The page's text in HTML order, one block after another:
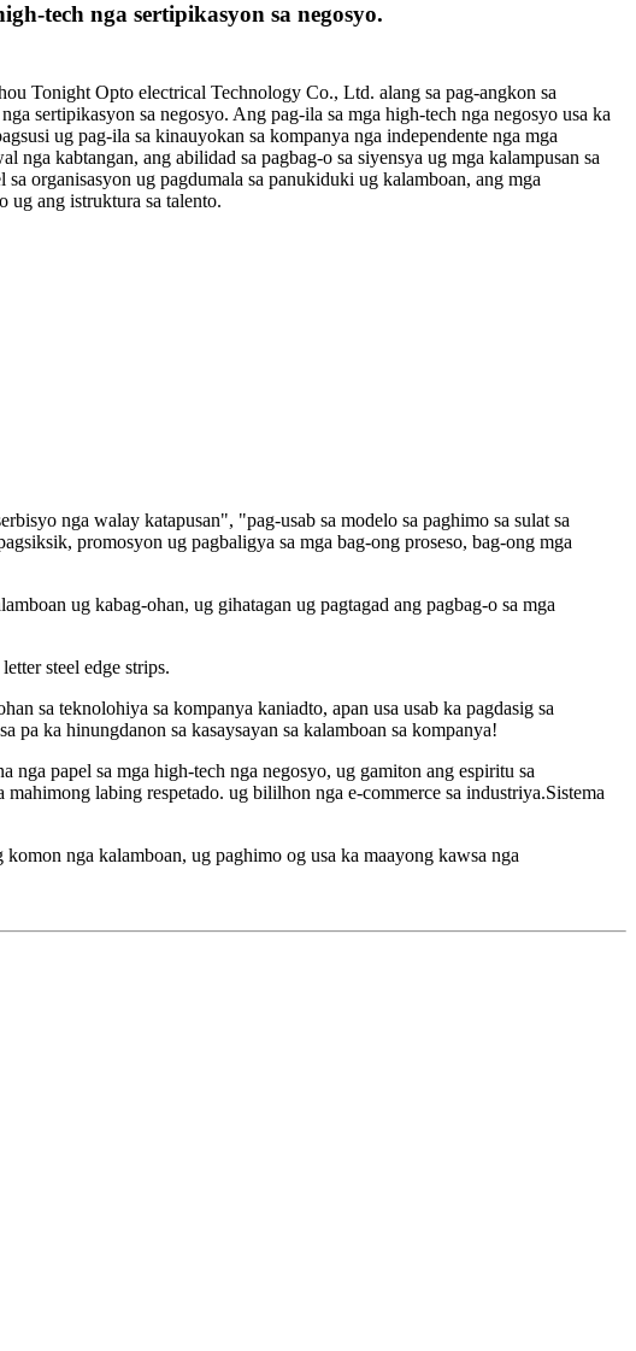
tech nga sertipikasyon sa negosyo.
Tonight Opto electrical Technology Co., Ltd. alang sa pag-angkon sa
sertipikasyon sa negosyo. Ang pag-ila sa mga high-tech nga negosyo usa ka
ug pag-ila sa kinauyokan sa kompanya nga independente nga mga
nga kabtangan, ang abilidad sa pagbag-o sa siyensya ug mga kalampusan sa
sa organisasyon ug pagdumala sa panukiduki ug kalamboan, ang mga
ug ang istruktura sa talento.
nga walay katapusan", "pag-usab sa modelo sa paghimo sa sulat sa
promosyon ug pagbaligya sa mga bag-ong proseso, bag-ong mga
ug kabag-ohan, ug gihatagan ug pagtagad ang pagbag-o sa mga
steel edge strips.
sa teknolohiya sa kompanya kaniadto, apan usa usab ka pagdasig sa
pa ka hinungdanon sa kasaysayan sa kalamboan sa kompanya!
nga papel sa mga high-tech nga negosyo, ug gamiton ang espiritu sa
labing respetado. ug bililhon nga e-commerce sa industriya.Sistema
nga kalamboan, ug paghimo og usa ka maayong kawsa nga